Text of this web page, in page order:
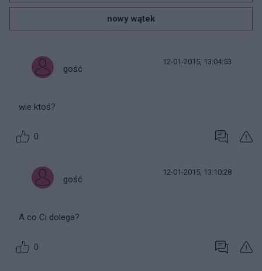
nowy wątek
gość
12-01-2015, 13:04:53
wie ktoś?
0
gość
12-01-2015, 13:10:28
A co Ci dolega?
0